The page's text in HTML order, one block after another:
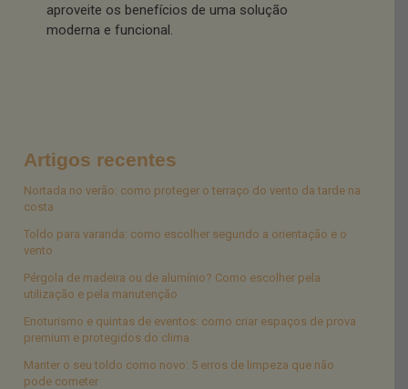
aproveite os benefícios de uma solução
moderna e funcional.
Artigos recentes
Nortada no verão: como proteger o terraço do vento da tarde na
costa
Toldo para varanda: como escolher segundo a orientação e o
vento
Pérgola de madeira ou de alumínio? Como escolher pela
utilização e pela manutenção
Enoturismo e quintas de eventos: como criar espaços de prova
premium e protegidos do clima
Manter o seu toldo como novo: 5 erros de limpeza que não
pode cometer